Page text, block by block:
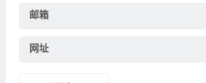
邮箱
网址